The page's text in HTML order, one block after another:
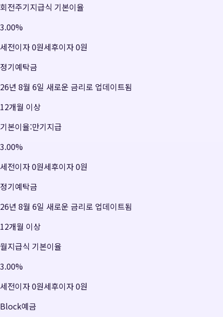
회전주기지급식 기본이율
3.00%
세전이자0원세후이자0원
정기예탁금
26년 8월 6일 새로운 금리로 업데이트됨
12개월 이상
기본이율:만기지급
3.00%
세전이자0원세후이자0원
정기예탁금
26년 8월 6일 새로운 금리로 업데이트됨
12개월 이상
월지급식 기본이율
3.00%
세전이자0원세후이자0원
Block예금